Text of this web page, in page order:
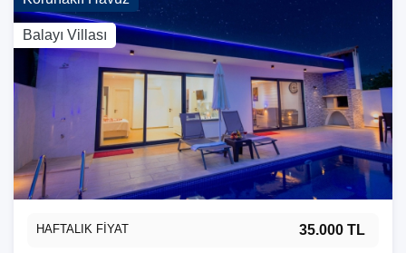
Balayı Villası
HAFTALIK FİYAT 35.000 TL